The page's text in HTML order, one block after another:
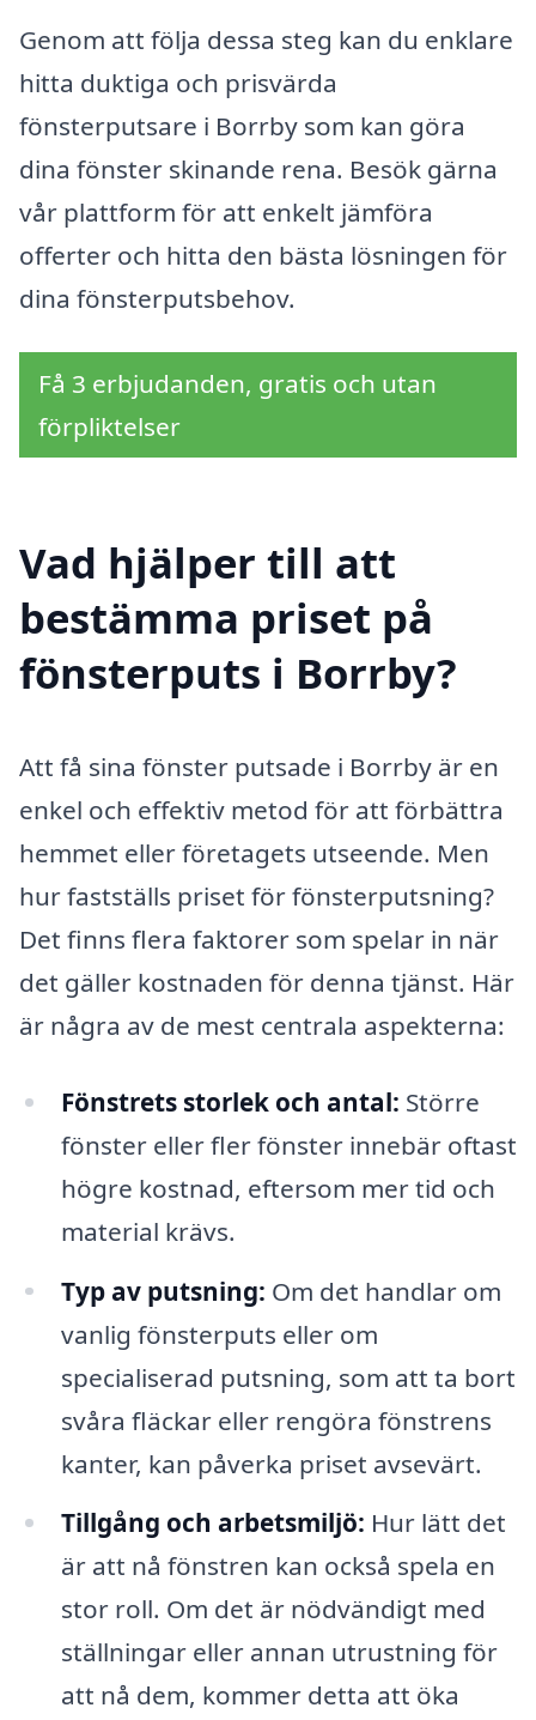
Genom att följa dessa steg kan du enklare
hitta duktiga och prisvärda
fönsterputsare i Borrby som kan göra
dina fönster skinande rena. Besök gärna
vår plattform för att enkelt jämföra
offerter och hitta den bästa lösningen för
dina fönsterputsbehov.
Få 3 erbjudanden, gratis och utan
förpliktelser
Vad hjälper till att
bestämma priset på
fönsterputs i Borrby?
Att få sina fönster putsade i Borrby är en
enkel och effektiv metod för att förbättra
hemmet eller företagets utseende. Men
hur fastställs priset för fönsterputsning?
Det finns flera faktorer som spelar in när
det gäller kostnaden för denna tjänst. Här
är några av de mest centrala aspekterna:
Fönstrets storlek och antal: Större
fönster eller fler fönster innebär oftast
högre kostnad, eftersom mer tid och
material krävs.
Typ av putsning: Om det handlar om
vanlig fönsterputs eller om
specialiserad putsning, som att ta bort
svåra fläckar eller rengöra fönstrens
kanter, kan påverka priset avsevärt.
Tillgång och arbetsmiljö: Hur lätt det
är att nå fönstren kan också spela en
stor roll. Om det är nödvändigt med
ställningar eller annan utrustning för
att nå dem, kommer detta att öka